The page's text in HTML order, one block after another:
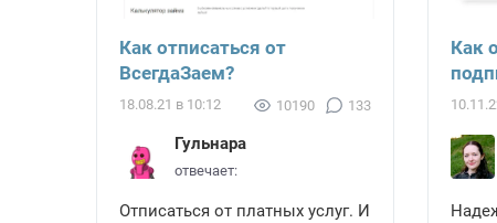
Как отписаться от
ВсегдаЗаем?
18.08.21 в 10:12 10190 133
Гульнара
отвечает:
Отписаться от платных услуг. И
Как